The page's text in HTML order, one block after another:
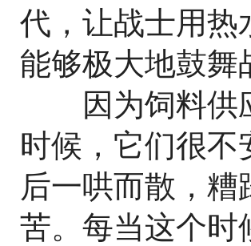
代，让战士用热
能够极大地鼓舞
因为饲料供应
时候，它们很不
后一哄而散，
苦。每当这个时